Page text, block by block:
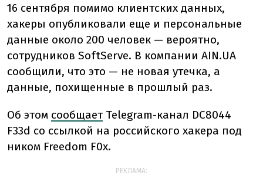
16 сентября помимо клиентских данных,
хакеры опубликовали еще и персональные
данные около 200 человек — вероятно,
сотрудников SoftServe. В компании AIN.UA
сообщили, что это — не новая утечка, а
данные, похищенные в прошлый раз.
Об этом сообщаетTelegram-канал DC8044
F33d со ссылкой на российского хакера под
ником Freedom F0x.
РЕКЛАМА: